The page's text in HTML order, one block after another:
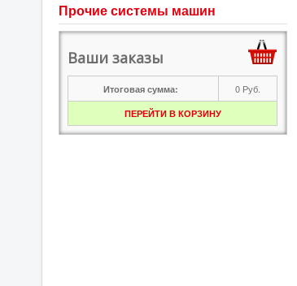
Прочие системы машин
Ваши заказы
Итоговая сумма: 0 Руб.
ПЕРЕЙТИ В КОРЗИНУ